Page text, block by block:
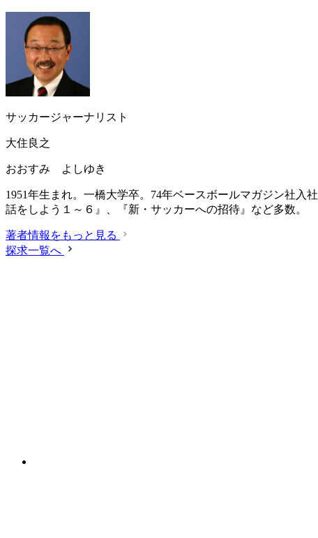
サッカージャーナリスト
大住良之
おおすみ よしゆき
1951年生まれ。一橋大学卒。74年ベースボールマガジン社
話をしよう１～６』、『新・サッカーへの招待』など多数。
著者情報をもっと見る
探求一覧へ